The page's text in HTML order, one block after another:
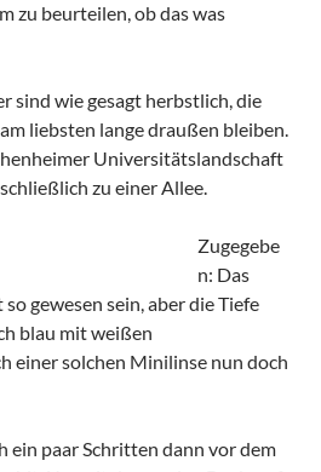
zu beurteilen, ob das was
sind wie gesagt herbstlich, die
liebsten lange draußen bleiben.
Universitätslandschaft
zu einer Allee.
Zugegebe
n: Das
gewesen sein, aber die Tiefe
blau mit weißen
einer solchen Minilinse nun doch
ein paar Schritten dann vor dem